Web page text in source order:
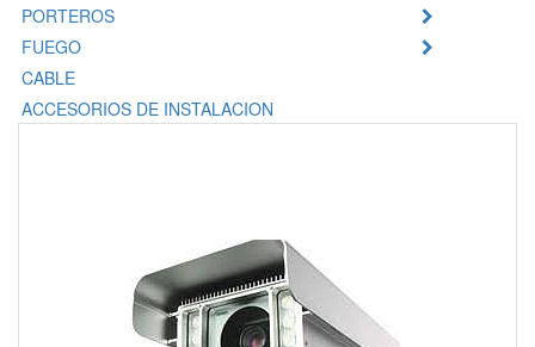
PORTEROS
FUEGO
CABLE
ACCESORIOS DE INSTALACION